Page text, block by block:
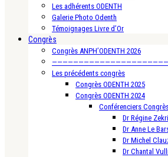
Les adhérents ODENTH
Galerie Photo Odenth
Témoignages Livre d’Or
Congrès
Congrès ANPH’ODENTH 2026
Les précédents congrès
Congrès ODENTH 2025
Congrès ODENTH 2024
Conférenciers
Dr Régine
Dr Anne Le
Dr Michel
Dr Chantal